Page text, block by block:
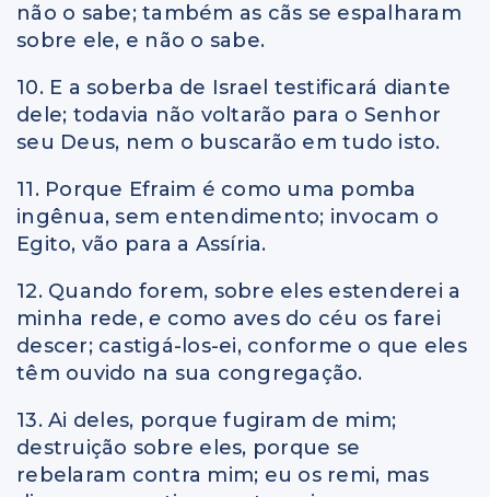
não o sabe; também as cãs se espalharam
sobre ele, e não o sabe.
10. E a soberba de Israel testificará diante
dele; todavia não voltarão para o Senhor
seu Deus, nem o buscarão em tudo isto.
11. Porque Efraim é como uma pomba
ingênua, sem entendimento; invocam o
Egito, vão para a Assíria.
12. Quando forem, sobre eles estenderei a
minha rede, e como aves do céu os farei
descer; castigá-los-ei, conforme o que eles
têm ouvido na sua congregação.
13. Ai deles, porque fugiram de mim;
destruição sobre eles, porque se
rebelaram contra mim; eu os remi, mas